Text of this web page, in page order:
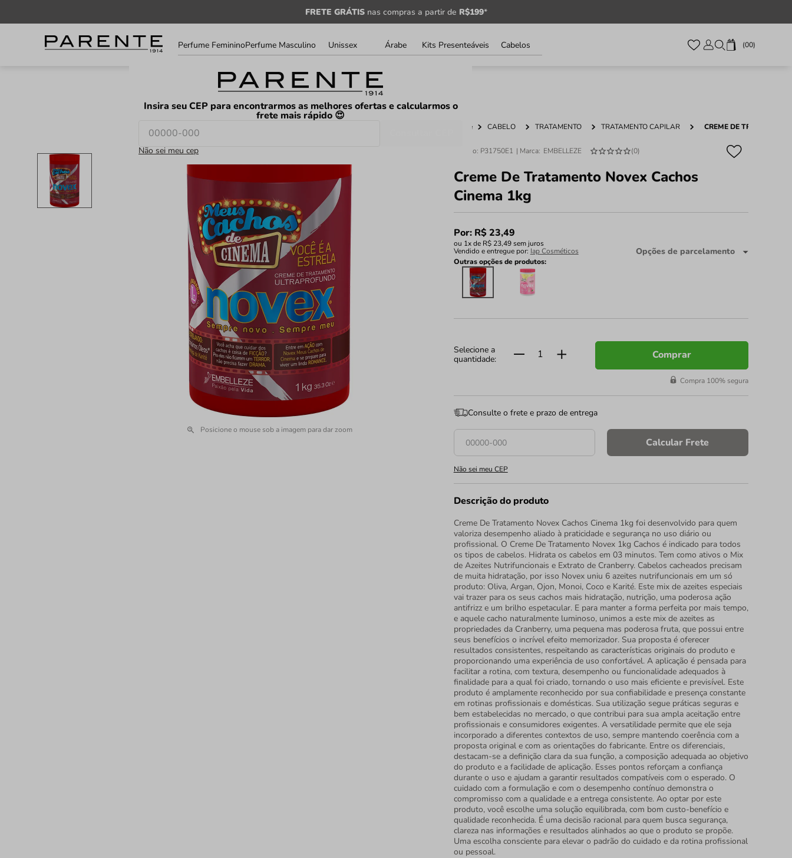
FRETE GRÁTISnas compras a partir de R$199*
LOJAS FAVORITOS
Informe
seu
CEP
Insira seu CEP para encontrarmos as melhores ofertas e calcularmos o
frete mais rápido 😍
Não sei meu cep
00
Perfume FemininoPerfume Masculino Unissex Árabe Kits Presenteáveis Cabelos
Posicione o mouse sob a imagem para dar zoom
Home CABELO TRATAMENTO TRATAMENTO CAPILAR CREME DE
Código: P31750E1 EMBELLEZE (0)
Creme De Tratamento Novex Cachos
Cinema 1kg
Por: R$ 23,49
ou 1x de R$ 23,49sem juros
Vendido e entregue por: Iap Cosméticos Opções de parcelamento
Outras opções de produtos:
Comprar
Compra 100% segura
Consulte o frete e prazo de entrega
Calcular Frete
Não sei meu CEP
Descrição do produto
Creme De Tratamento Novex Cachos Cinema 1kg foi desenvolvido para quem
valoriza desempenho aliado à praticidade e segurança no uso diário ou
profissional. O Creme De Tratamento Novex 1kg Cachos é indicado para todos
os tipos de cabelos. Hidrata os cabelos em 03 minutos. Tem como ativos o Mix
de Azeites Nutrifuncionais e Extrato de Cranberry. Cabelos cacheados precisam
de muita hidratação, por isso Novex uniu 6 azeites nutrifuncionais em um só
produto: Oliva, Argan, Ojon, Monoi, Coco e Karité. Este mix de azeites especiais
vai trazer para os seus cachos mais hidratação, nutrição, uma poderosa ação
antifrizz e um brilho espetacular. E para manter a forma perfeita por mais tempo,
e aquele cacho naturalmente luminoso, unimos a este mix de azeites as
propriedades da Cranberry, uma pequena mas poderosa fruta, que possui entre
seus benefícios o incrível efeito memorizador. Sua proposta é oferecer
resultados consistentes, respeitando as características originais do produto e
proporcionando uma experiência de uso confortável. A aplicação é pensada para
facilitar a rotina, com textura, desempenho ou funcionalidade adequados à
finalidade para a qual foi criado, tornando o uso mais eficiente e previsível. Este
produto é amplamente reconhecido por sua confiabilidade e presença constante
em rotinas profissionais e domésticas. Sua utilização segue práticas seguras e
bem estabelecidas no mercado, o que contribui para sua ampla aceitação entre
profissionais e consumidores exigentes. A versatilidade permite que ele seja
incorporado a diferentes contextos de uso, sempre mantendo coerência com a
proposta original e com as orientações do fabricante. Entre os diferenciais,
destacam-se a definição clara da sua função, a composição adequada ao objetivo
do produto e a facilidade de aplicação. Esses pontos reforçam a confiança
durante o uso e ajudam a garantir resultados compatíveis com o esperado. O
cuidado com a formulação e com o desempenho contínuo demonstra o
compromisso com a qualidade e a entrega consistente. Ao optar por este
produto, você escolhe uma solução equilibrada, com bom custo-benefício e
qualidade reconhecida. É uma decisão racional para quem busca segurança,
clareza nas informações e resultados alinhados ao que o produto se propõe.
Uma escolha consciente para elevar o padrão do cuidado e da rotina profissional
ou pessoal.